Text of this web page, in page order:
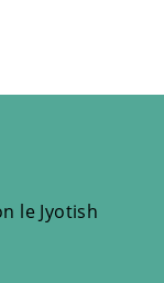
le Jyotish